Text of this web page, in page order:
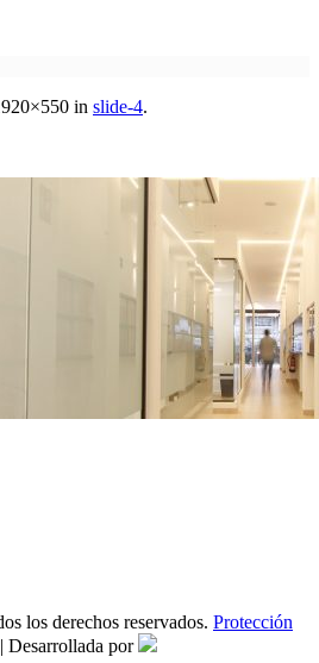
in slide-4.
los derechos reservados. Protección
| Desarrollada por